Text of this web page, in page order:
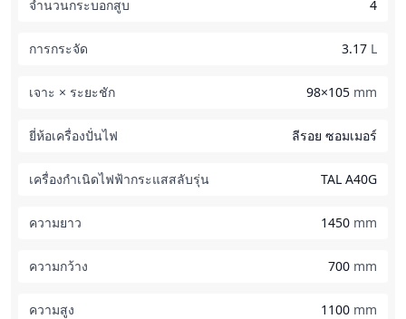
จำนวนกระบอกสูบ 4
การกระจัด 3.17 L
เจาะ × ระยะชัก 98×105 mm
ยี่ห้อเครื่องปั่นไฟ ลีรอย ซอมเมอร์
เครื่องกำเนิดไฟฟ้ากระแสสลับรุ่น TAL A40G
ความยาว 1450 mm
ความกว้าง 700 mm
ความสูง 1100 mm